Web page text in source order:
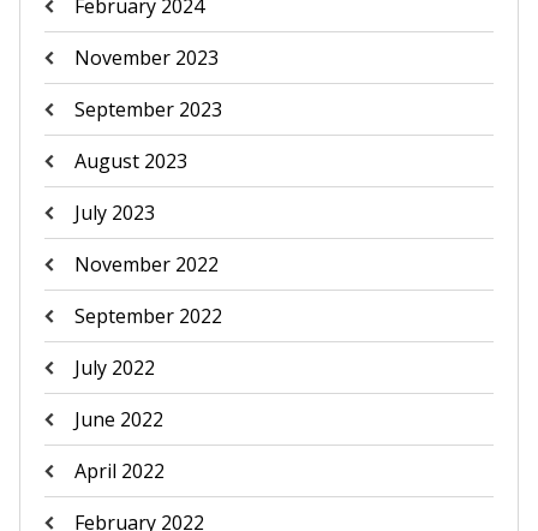
February 2024
November 2023
September 2023
August 2023
July 2023
November 2022
September 2022
July 2022
June 2022
April 2022
February 2022